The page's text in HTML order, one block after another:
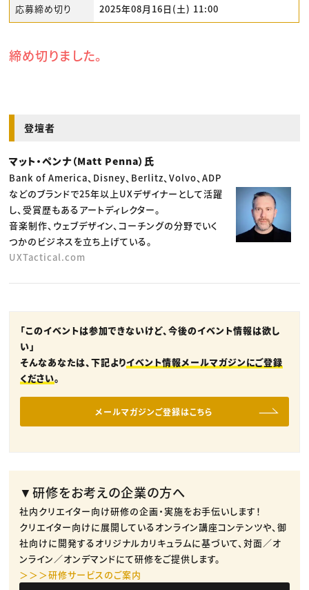
応募締め切り 2025年08月16日(土) 11:00
締め切りました。
登壇者
マット・ペンナ（Matt Penna）氏
Bank of America、Disney、Berlitz、Volvo、ADP
などのブランドで25年以上UXデザイナーとして活躍
し、受賞歴もあるアートディレクター。
音楽制作、ウェブデザイン、コーチングの分野でいく
つかのビジネスを立ち上げている。
UXTactical.com
「このイベントは参加できないけど、今後のイベント情報は欲し
い」
そんなあなたは、下記よりイベント情報メールマガジンにご登録
ください。
メールマガジンご登録はこちら
▼研修をお考えの企業の方へ
社内クリエイター向け研修の企画・実施をお手伝いします！
クリエイター向けに展開しているオンライン講座コンテンツや、御
社向けに開発するオリジナルカリキュラムに基づいて、対面／オ
ンライン／オンデマンドにて研修をご提供します。
＞＞＞研修サービスのご案内